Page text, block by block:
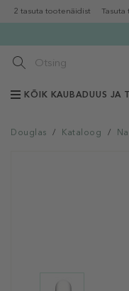
2 tasuta tootenäidist Tasuta
KÕIK KAUBADUUS JA
Douglas / Kataloog /